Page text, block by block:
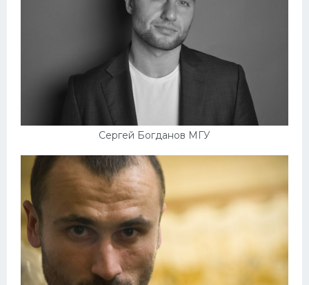
Сергей Богданов МГУ